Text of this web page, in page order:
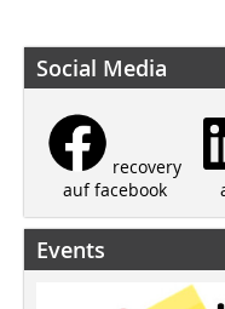
Social Media
recovery
auf facebook
Events